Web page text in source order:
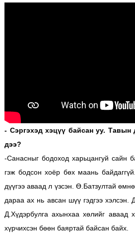
- Сэргэхэд хэцүү байсан уу.
дээ?
-Санасныг бодоход харьцангуй сайн
гэж бодсон хоёр бөх маань
дүүгээ аваад л үзсэн. Ө.Батзултай
дараа ах нь авсан шүү гэдгээ хэлсэн.
Д.Хүдэрбулга ахынхаа хөлийг аваад
хүрчихсэн бөөн баяртай байсан байх.